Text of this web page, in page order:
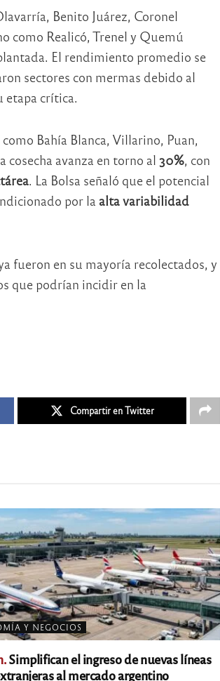
Benito Juárez, Coronel
como Realicó, Trenel y Quemú
El rendimiento promedio se
sectores con mermas debido al
etapa crítica.
Bahía Blanca, Villarino, Puan,
avanza en torno al 30%, con
. La Bolsa señaló que el potencial
por la alta variabilidad
fueron en su mayoría recolectados, y
que podrían incidir en la
Compartir en Twitter
Y NEGOCIOS
Simplifican el ingreso de nuevas líneas
al mercado argentino